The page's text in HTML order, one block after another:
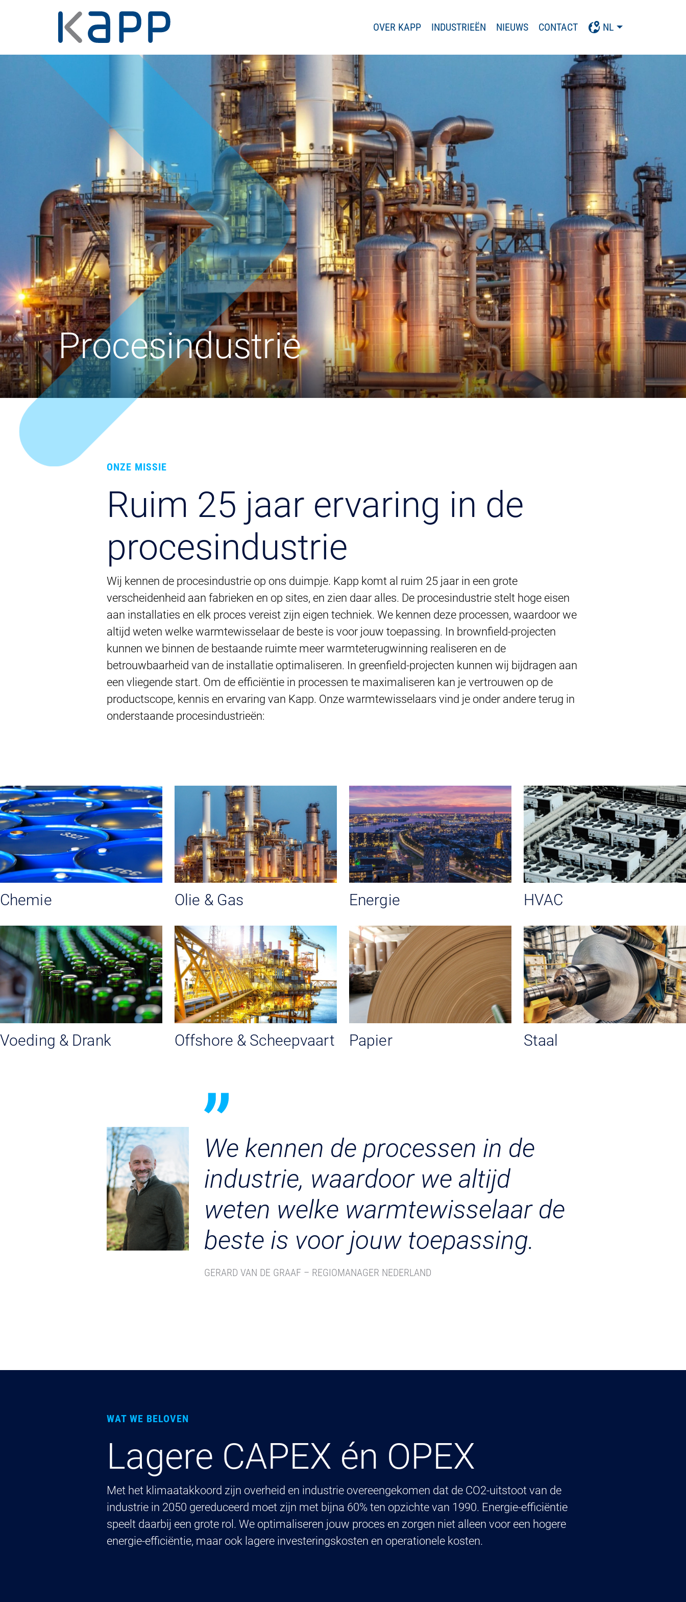
OVER KAPP INDUSTRIEËN NIEUWS CONTACT NL
Procesindustrie
ONZE MISSIE
Ruim 25 jaar ervaring in de
procesindustrie
Wij kennen de procesindustrie op ons duimpje. Kapp komt al ruim 25 jaar in een grote
verscheidenheid aan fabrieken en op sites, en zien daar alles. De procesindustrie stelt hoge eisen
aan installaties en elk proces vereist zijn eigen techniek. We kennen deze processen, waardoor we
altijd weten welke warmtewisselaar de beste is voor jouw toepassing. In brownfield-projecten
kunnen we binnen de bestaande ruimte meer warmteterugwinning realiseren en de
betrouwbaarheid van de installatie optimaliseren. In greenfield-projecten kunnen wij bijdragen aan
een vliegende start. Om de efficiëntie in processen te maximaliseren kan je vertrouwen op de
productscope, kennis en ervaring van Kapp. Onze warmtewisselaars vind je onder andere terug in
onderstaande procesindustrieën:
Chemie Olie & Gas Energie HVAC
Voeding & Drank Offshore & Scheepvaart Papier Staal
We kennen de processen in de
industrie, waardoor we altijd
weten welke warmtewisselaar de
beste is voor jouw toepassing.
GERARD VAN DE GRAAF – REGIOMANAGER NEDERLAND
WAT WE BELOVEN
Lagere CAPEX én OPEX
Met het klimaatakkoord zijn overheid en industrie overeengekomen dat de CO2-uitstoot van de
industrie in 2050 gereduceerd moet zijn met bijna 60% ten opzichte van 1990. Energie-efficiëntie
speelt daarbij een grote rol. We optimaliseren jouw proces en zorgen niet alleen voor een hogere
energie-efficiëntie, maar ook lagere investeringskosten en operationele kosten.